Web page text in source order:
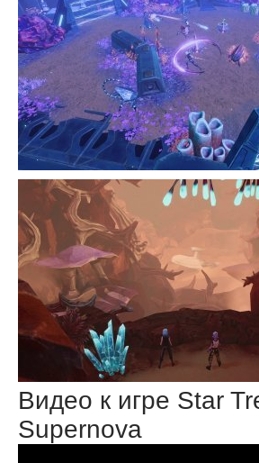
Видео к игре Star
Supernova